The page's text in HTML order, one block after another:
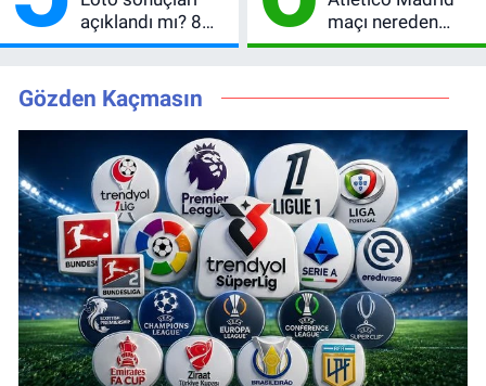
açıklandı mı? 8
Ağustos 2026
numaralar
maçı nereden
izlenir?
Gözden Kaçmasın